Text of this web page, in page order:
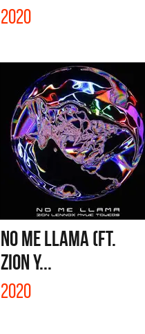
2020
NO ME LLAMA (FT.
ZION Y...
2020